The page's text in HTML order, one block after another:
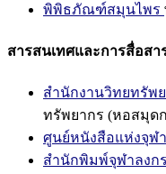
พิพิธภัณฑ์สมุนไพร
สารสนเทศและการสื่อสา
สำนักงานวิทยทรัพ
ทรัพยากร (หอสมุด
ศูนย์หนังสือแห่งจุฬ
สำนักพิมพ์จุฬาลงก